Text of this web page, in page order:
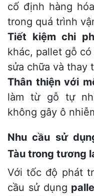
cố định hàng
trong quá trình
Tiết kiệm chi
khác, pallet gỗ
sửa chữa và thay
Thân thiện với
làm từ gỗ tự
không gây ô
Nhu cầu sử
Tàu trong tương
Với tốc độ phát
cầu sử dụng